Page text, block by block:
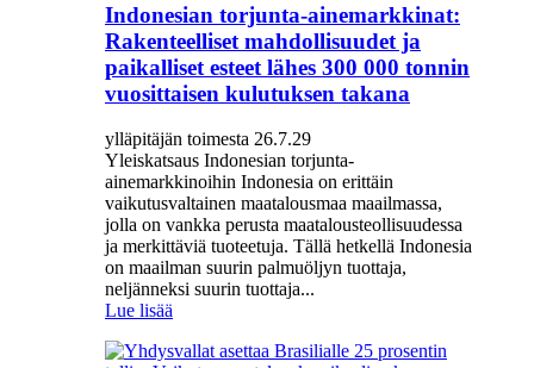
Indonesian torjunta-ainemarkkinat:
Rakenteelliset mahdollisuudet ja
paikalliset esteet lähes 300 000 tonnin
vuosittaisen kulutuksen takana
ylläpitäjän toimesta 26.7.29
Yleiskatsaus Indonesian torjunta-
ainemarkkinoihin Indonesia on erittäin
vaikutusvaltainen maatalousmaa maailmassa,
jolla on vankka perusta maatalousteollisuudessa
ja merkittäviä tuoteetuja. Tällä hetkellä Indonesia
on maailman suurin palmuöljyn tuottaja,
neljänneksi suurin tuottaja...
Lue lisää